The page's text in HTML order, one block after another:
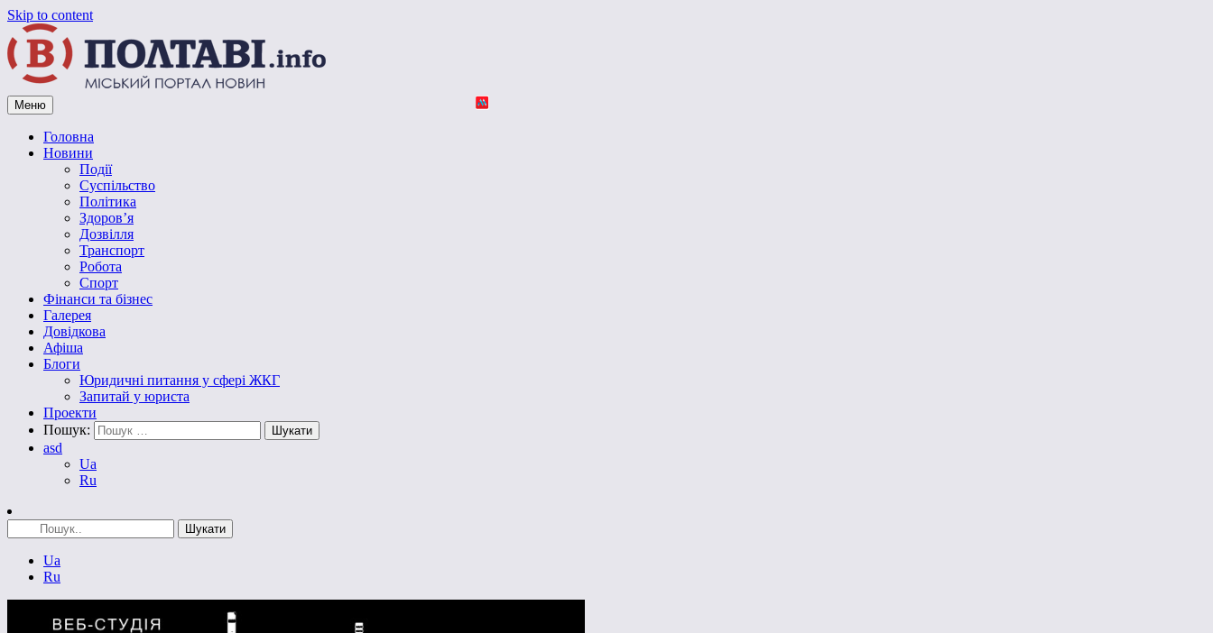
Skip to content
Vpoltave.info
Полтавський портал новин
Меню
Головна
Новини
Події
Суспільство
Політика
Здоров’я
Дозвілля
Транспорт
Робота
Спорт
Фінанси та бізнес
Галерея
Довідкова
Афіша
Блоги
Юридичні питання у сфері ЖКГ
Запитай у юриста
Проекти
Пошук:
asd
Ua
Ru
Ua
Ru